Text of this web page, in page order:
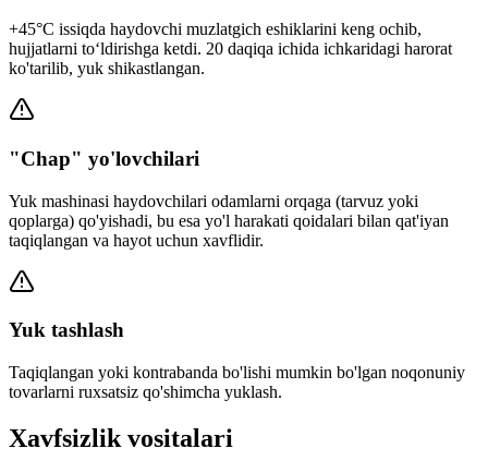
+45°C issiqda haydovchi muzlatgich eshiklarini keng ochib,
hujjatlarni to‘ldirishga ketdi. 20 daqiqa ichida ichkaridagi harorat
ko'tarilib, yuk shikastlangan.
"Chap" yo'lovchilari
Yuk mashinasi haydovchilari odamlarni orqaga (tarvuz yoki
qoplarga) qo'yishadi, bu esa yo'l harakati qoidalari bilan qat'iyan
taqiqlangan va hayot uchun xavflidir.
Yuk tashlash
Taqiqlangan yoki kontrabanda bo'lishi mumkin bo'lgan noqonuniy
tovarlarni ruxsatsiz qo'shimcha yuklash.
Xavfsizlik vositalari